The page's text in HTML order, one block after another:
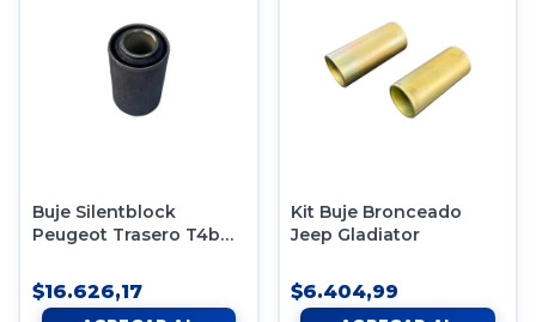
Buje Silentblock
Peugeot Trasero T4b
$16.626,17
Kit Buje Bronceado
Jeep Gladiator
$6.404,99